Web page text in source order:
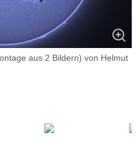
aus 2 Bildern) von Helmut